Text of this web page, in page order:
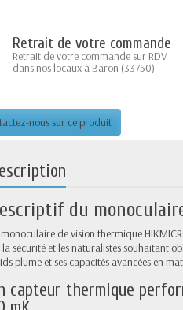
Retrait de votre commande
Retrait de votre commande sur RDV
dans nos locaux à Baron (33750)
nous sur ce produit
du
monoculaire de vision thermique
la sécurité et les naturalistes souhaitant
plume et ses capacités avancées en
capteur thermique